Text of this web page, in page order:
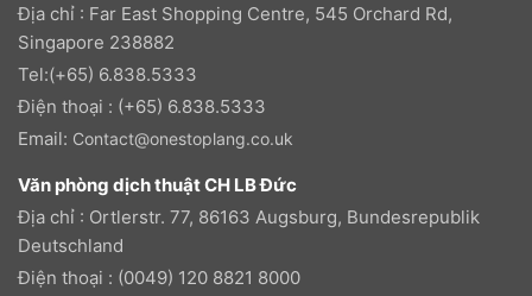
Địa chỉ : Far East Shopping Centre, 545 Orchard Rd,
Singapore 238882
Tel:(+65) 6.838.5333
Điện thoại : (+65) 6.838.5333
Email: Contact@onestoplang.co.uk
Văn phòng dịch thuật CH LB Đức
Địa chỉ : Ortlerstr. 77, 86163 Augsburg, Bundesrepublik
Deutschland
Điện thoại : (0049) 120 8821 8000